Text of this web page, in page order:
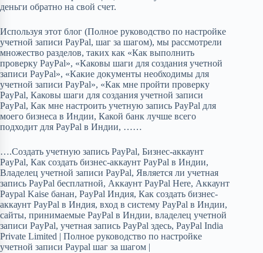
деньги обратно на свой счет.
Используя этот блог (Полное руководство по настройке
учетной записи PayPal, шаг за шагом), мы рассмотрели
множество разделов, таких как «Как выполнить
проверку PayPal», «Каковы шаги для создания учетной
записи PayPal», «Какие документы необходимы для
учетной записи PayPal», «Как мне пройти проверку
PayPal, Каковы шаги для создания учетной записи
PayPal, Как мне настроить учетную запись PayPal для
моего бизнеса в Индии, Какой банк лучше всего
подходит для PayPal в Индии, ……
….Создать учетную запись PayPal, Бизнес-аккаунт
PayPal, Как создать бизнес-аккаунт PayPal в Индии,
Владелец учетной записи PayPal, Является ли учетная
запись PayPal бесплатной, Аккаунт PayPal Here, Аккаунт
Paypal Kaise банан, PayPal Индия, Как создать бизнес-
аккаунт PayPal в Индия, вход в систему PayPal в Индии,
сайты, принимаемые PayPal в Индии, владелец учетной
записи PayPal, учетная запись PayPal здесь, PayPal India
Private Limited | Полное руководство по настройке
учетной записи Paypal шаг за шагом |